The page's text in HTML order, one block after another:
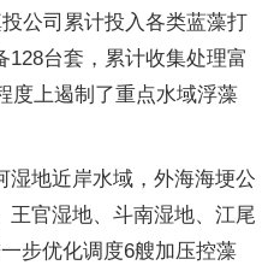
公司累计投入各类蓝藻打
台套，累计收集处理富
度上遏制了重点水域浮藻
湿地近岸水域，外海海埂公
王官湿地、斗南湿地、江尾
步优化调度6艘加压控藻